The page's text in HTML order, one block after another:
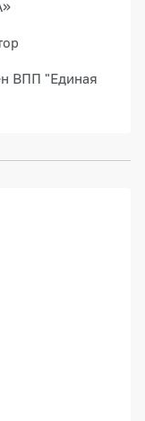
ВПП "Единая